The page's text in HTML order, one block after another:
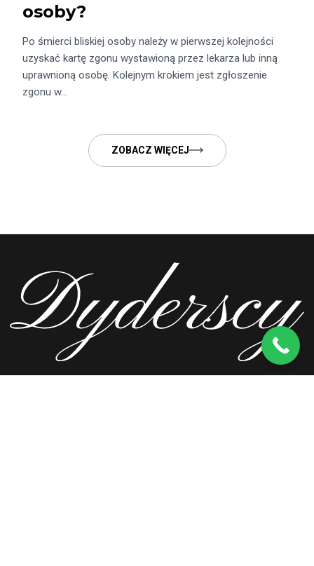
osoby?
Po śmierci bliskiej osoby należy w pierwszej kolejności
uzyskać kartę zgonu wystawioną przez lekarza lub inną
uprawnioną osobę. Kolejnym krokiem jest zgłoszenie
zgonu w…
ZOBACZ WIĘCEJ